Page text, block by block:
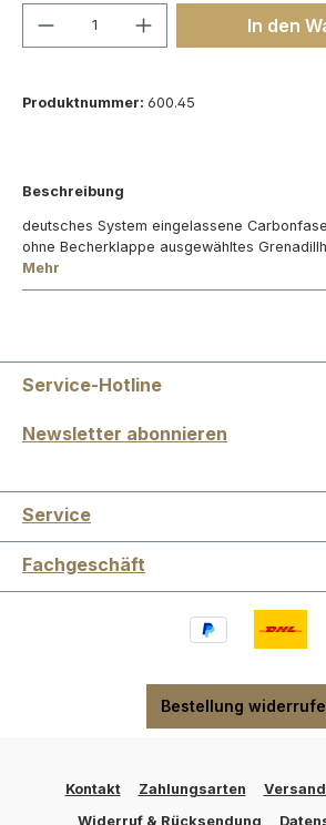
Produkt Anzahl: GibIn den
Produktnummer: 600.45
Beschreibung
deutsches System eingelassene
ohne Becherklappe ausgewähltes
Mehr
Service-Hotline
Newsletter abonnieren
Service
Fachgeschäft
Bestellung
Kontakt Zahlungsarten
Widerruf & Rücksendung